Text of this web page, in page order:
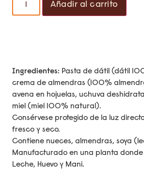
Añadir al carrito
Ingredientes: Pasta de dátil (dátil
crema de almendras (100%
avena en hojuelas, uchuva
miel (miel 100% natural).
Consérvese protegido de la luz
fresco y seco.
Contiene nueces, almendras, soya
Manufacturado en una planta donde
Leche, Huevo y Mani.